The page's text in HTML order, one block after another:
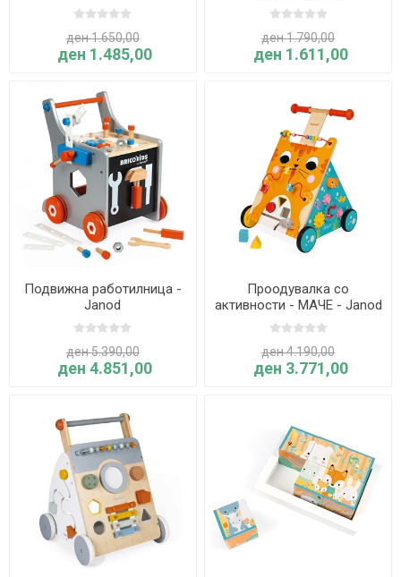
ден 1.650,00
ден 1.485,00
ден 1.790,00
ден 1.611,00
Подвижна работилница -
Janod
ден 5.390,00
ден 4.851,00
Проодувалка со
активности - МАЧЕ - Janod
ден 4.190,00
ден 3.771,00